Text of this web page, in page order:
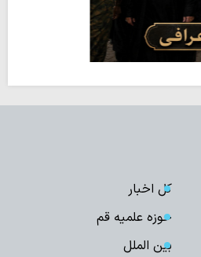
کل اخبار
حوزه علمیه قم
بین الملل